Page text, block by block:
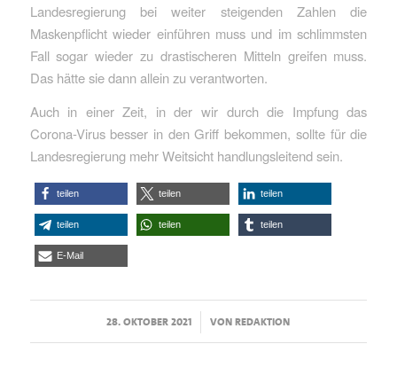
Landesregierung bei weiter steigenden Zahlen die
Maskenpflicht wieder einführen muss und im schlimmsten
Fall sogar wieder zu drastischeren Mitteln greifen muss.
Das hätte sie dann allein zu verantworten.
Auch in einer Zeit, in der wir durch die Impfung das
Corona-Virus besser in den Griff bekommen, sollte für die
Landesregierung mehr Weitsicht handlungsleitend sein.
teilen teilen teilen
teilen teilen teilen
E-Mail
28. OKTOBER 2021
/ VONREDAKTION